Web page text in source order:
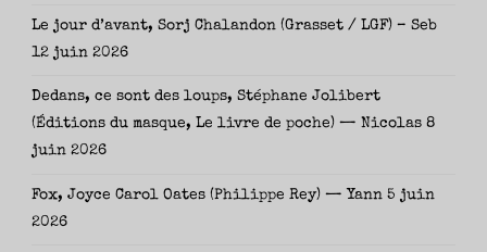
Le jour d’avant, Sorj Chalandon (Grasset / LGF) – Seb
12 juin 2026
Dedans, ce sont des loups, Stéphane Jolibert
(Éditions du masque, Le livre de poche) — Nicolas 8
juin 2026
Fox, Joyce Carol Oates (Philippe Rey) — Yann 5 juin
2026